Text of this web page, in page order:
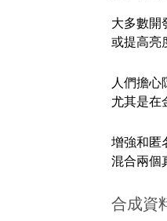
大多數開
或提高亮
人們擔心
尤其是在
增強和匿
混合兩個
合成資